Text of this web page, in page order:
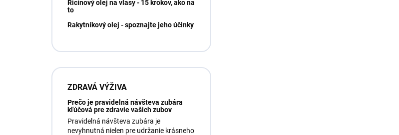
Ricínový olej na vlasy - 15 krokov, ako na
to
Rakytníkový olej - spoznajte jeho účinky
ZDRAVÁ VÝŽIVA
Prečo je pravidelná návšteva zubára
kľúčová pre zdravie vašich zubov
Pravidelná návšteva zubára je
nevyhnutná nielen pre udržanie krásneho